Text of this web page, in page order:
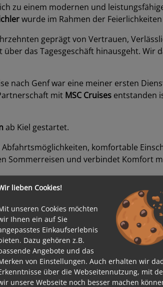
zu einem modernen und
wurde im Rahmen der
geprägt von Vertrauen,
das Tagesgeschäft hinausgeht.
nach Genf war eine meiner ersten
mit MSC Cruises entstanden
ab Kiel gestartet.
komfortable
Sommerreisen und verbindet Komfort
nordischen Städten und mitten
Fjorde rund um
Häfen vereint jede Reise
einen Landstromanschluss verfügt,
Suiten, 24-Stunden-
lieben Cookies!
unseren Cookies möchten
Ihnen ein auf Sie
Einkaufserlebnis
Dazu gehören z.B.
Angebote und das
von Einstellungen. Auch erhalten wir
über die Webseitennutzung, mit
unsere Webseite noch besser machen